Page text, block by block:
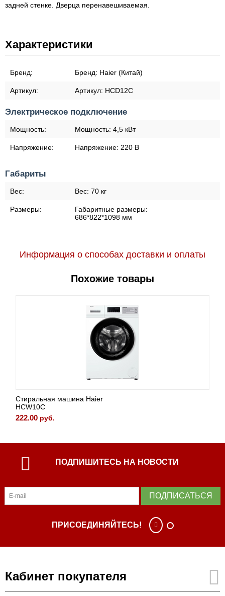
задней стенке. Дверца перенавешиваемая.
Характеристики
Бренд: Бренд: Haier (Китай)
Артикул: Артикул: HCD12C
Электрическое подключение
Мощность: Мощность: 4,5 кВт
Напряжение: Напряжение: 220 В
Габариты
Вес: Вес: 70 кг
Размеры:
Габаритные размеры:
686*822*1098 мм
Информация о способах доставки и оплаты
Похожие товары
Стиральная машина Haier
HCW10C
222.00 руб.
ПОДПИШИТЕСЬ НА НОВОСТИ
ПОДПИСАТЬСЯ
ПРИСОЕДИНЯЙТЕСЬ!
Кабинет покупателя